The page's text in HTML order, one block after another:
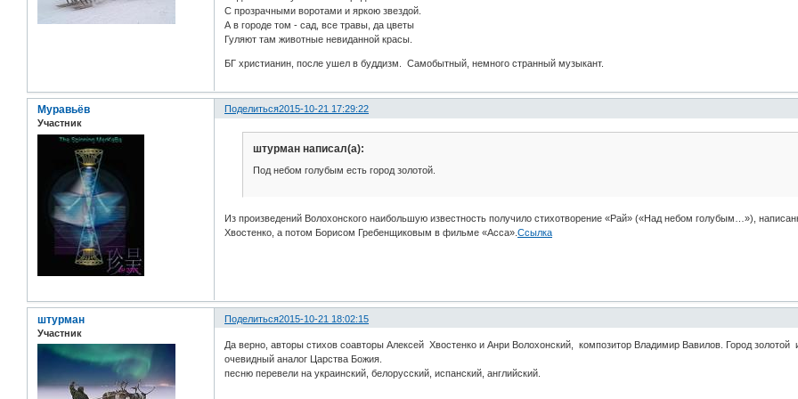
С пpозpачными воротами и яркою звездой.
А в городе том - сад, все травы, да цветы
Гуляют там животные невиданной красы.
БГ христианин, после ушел в буддизм. Самобытный, немного странный музыкант.
Поделиться2015-10-21 17:29:22
Муравьёв
Участник
штурман написал(а):
Под небом голубым есть город золотой.
Из произведений Волохонского наибольшую известность получило стихотворение «Рай» («Над небом голубым…»),
Хвостенко, а потом Борисом Гребенщиковым в фильме «Асса».Ссылка
Поделиться2015-10-21 18:02:15
штурман
Участник
Да верно, авторы стихов соавторы Алексей Хвостенко и Анри Волохонский, композитор Владимир Вавилов. Город золотой
очевидный аналог Царства Божия.
песню перевели на украинский, белорусский, испанский, английский.